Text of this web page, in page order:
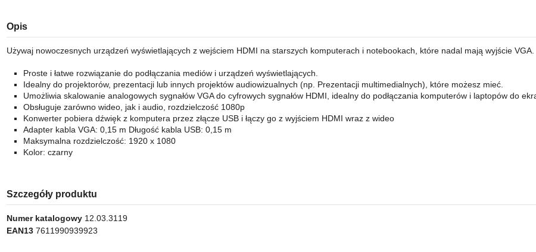
Opis
Używaj nowoczesnych urządzeń wyświetlających z wejściem HDMI na starszych komputerach i notebookach, które nadal mają wyjście VGA.
Proste i łatwe rozwiązanie do podłączania mediów i urządzeń wyświetlających.
Idealny do projektorów, prezentacji lub innych projektów audiowizualnych (np. Prezentacji multimedialnych), które możesz mieć.
Umożliwia skalowanie analogowych sygnałów VGA do cyfrowych sygnałów HDMI, idealny do podłączania komputerów i laptopów do
Obsługuje zarówno wideo, jak i audio, rozdzielczość 1080p
Konwerter pobiera dźwięk z komputera przez złącze USB i łączy go z wyjściem HDMI wraz z wideo
Adapter kabla VGA: 0,15 m Długość kabla USB: 0,15 m
Maksymalna rozdzielczość: 1920 x 1080
Kolor: czarny
Szczegóły produktu
Numer katalogowy 12.03.3119
EAN13 7611990939923